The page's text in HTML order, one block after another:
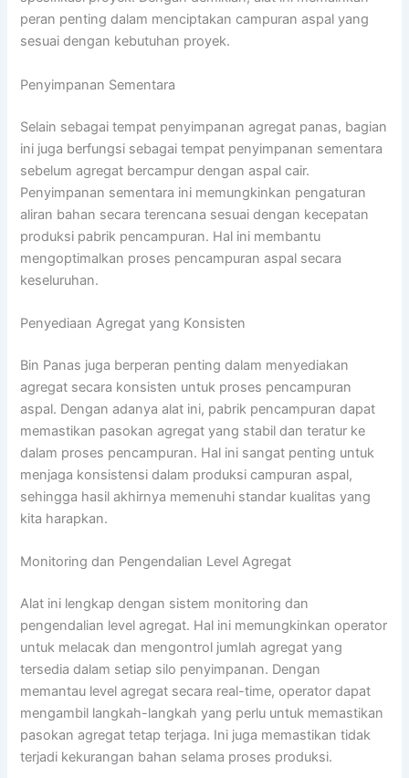
peran penting dalam menciptakan campuran aspal yang
sesuai dengan kebutuhan proyek.
Penyimpanan Sementara
Selain sebagai tempat penyimpanan agregat panas, bagian
ini juga berfungsi sebagai tempat penyimpanan sementara
sebelum agregat bercampur dengan aspal cair.
Penyimpanan sementara ini memungkinkan pengaturan
aliran bahan secara terencana sesuai dengan kecepatan
produksi pabrik pencampuran. Hal ini membantu
mengoptimalkan proses pencampuran aspal secara
keseluruhan.
Penyediaan Agregat yang Konsisten
Bin Panas juga berperan penting dalam menyediakan
agregat secara konsisten untuk proses pencampuran
aspal. Dengan adanya alat ini, pabrik pencampuran dapat
memastikan pasokan agregat yang stabil dan teratur ke
dalam proses pencampuran. Hal ini sangat penting untuk
menjaga konsistensi dalam produksi campuran aspal,
sehingga hasil akhirnya memenuhi standar kualitas yang
kita harapkan.
Monitoring dan Pengendalian Level Agregat
Alat ini lengkap dengan sistem monitoring dan
pengendalian level agregat. Hal ini memungkinkan operator
untuk melacak dan mengontrol jumlah agregat yang
tersedia dalam setiap silo penyimpanan. Dengan
memantau level agregat secara real-time, operator dapat
mengambil langkah-langkah yang perlu untuk memastikan
pasokan agregat tetap terjaga. Ini juga memastikan tidak
terjadi kekurangan bahan selama proses produksi.